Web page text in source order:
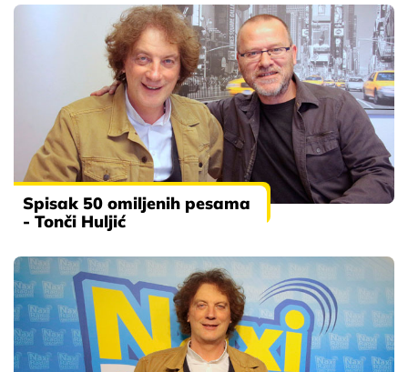
Spisak 50 omiljenih pesama
- Tonči Huljić